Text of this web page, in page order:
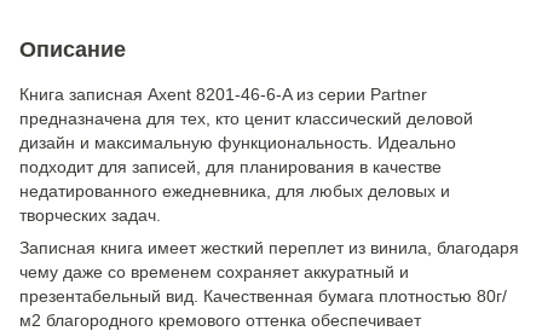
Описание
Книга записная Axent 8201-46-6-A из серии Partner
предназначена для тех, кто ценит классический деловой
дизайн и максимальную функциональность. Идеально
подходит для записей, для планирования в качестве
недатированного ежедневника, для любых деловых и
творческих задач.
Записная книга имеет жесткий переплет из винила, благодаря
чему даже со временем сохраняет аккуратный и
презентабельный вид. Качественная бумага плотностью 80г/
м2 благородного кремового оттенка обеспечивает